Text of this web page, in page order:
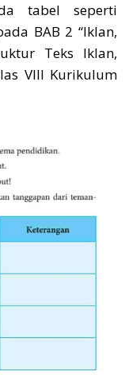
tabel seperti
BAB 2 “Iklan,
Teks Iklan,
VIII Kurikulum